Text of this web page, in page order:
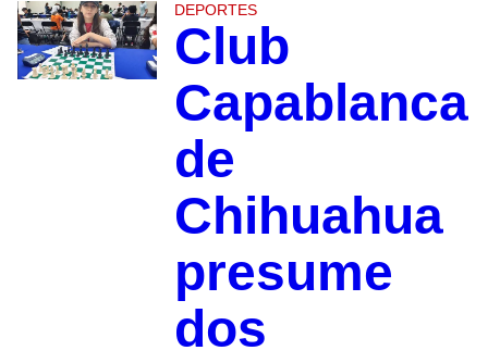
DEPORTES
Club
Capablanca
de
Chihuahua
presume
dos